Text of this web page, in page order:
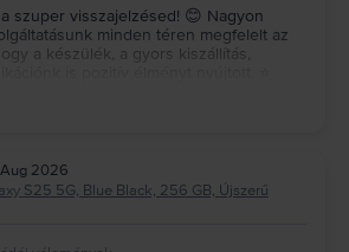
szuper visszajelzésed! 😊 Nagyon
minden téren megfelelt az
a készülék, a gyors kiszállítás,
💚
2026
S25 5G, Blue Black, 256 GB, Újszerű